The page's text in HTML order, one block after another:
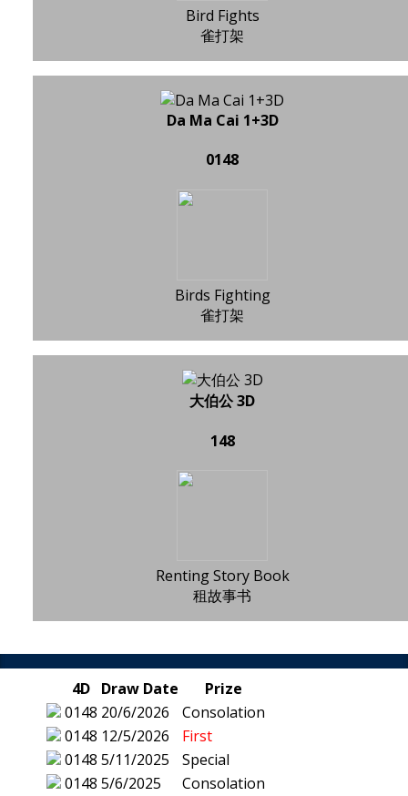
Bird Fights
雀打架
Da Ma Cai 1+3D
0148
Birds Fighting
雀打架
大伯公 3D
148
Renting Story Book
租故事书
4D Draw Date
Prize
0148 20/6/2026
Consolation
0148 12/5/2026
First
0148 5/11/2025
Special
0148 5/6/2025
Consolation